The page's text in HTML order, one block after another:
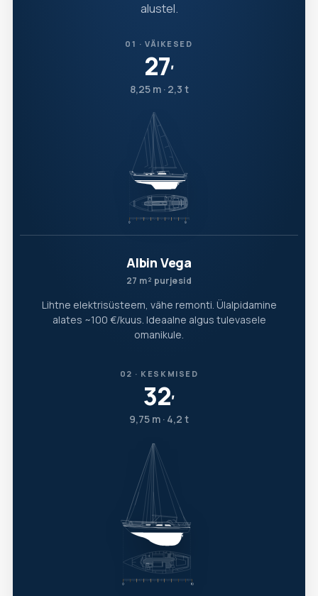
alustel.
01 · VÄIKESED
27′
8,25 m · 2,3 t
Albin Vega
27 m² purjesid
Lihtne elektrisüsteem, vähe remonti. Ülalpidamine
alates ~100 €/kuus. Ideaalne algus tulevasele
omanikule.
02 · KESKMISED
32′
9,75 m · 4,2 t